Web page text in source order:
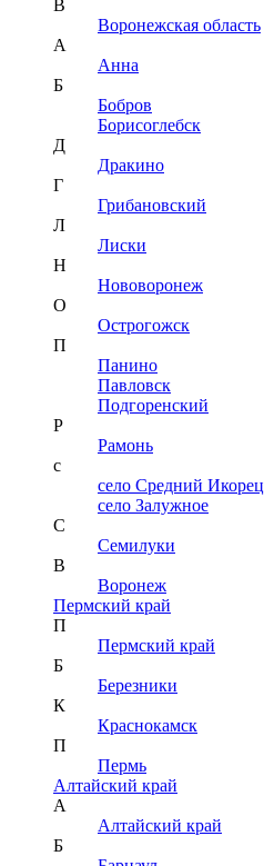
В
Воронежская область
А
Анна
Б
Бобров
Борисоглебск
Д
Дракино
Г
Грибановский
Л
Лиски
Н
Нововоронеж
О
Острогожск
П
Панино
Павловск
Подгоренский
Р
Рамонь
с
село Средний Икорец
село Залужное
С
Семилуки
В
Воронеж
Пермский край
П
Пермский край
Б
Березники
К
Краснокамск
П
Пермь
Алтайский край
А
Алтайский край
Б